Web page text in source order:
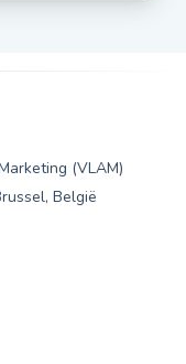
(VLAM)
België